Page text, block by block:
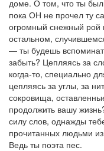
доме. О том, что ты
пока ОН не прочел ту
огромный снежный рой
остальном,
— ты будешь
забыть? Цепляясь за
когда-то, специально
цепляясь за углы, за
сокровища,
продолжить вашу
силу слов, однажды
прочитанных людьми
Ведь ты поэта пес.